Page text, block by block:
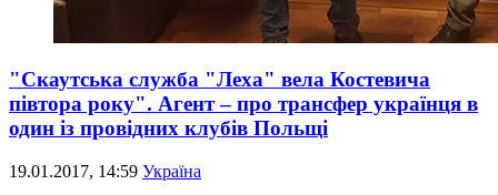
"Скаутська служба "Леха" вела Костевича
півтора року". Агент – про трансфер українця в
один із провідних клубів Польщі
19.01.2017, 14:59 Україна